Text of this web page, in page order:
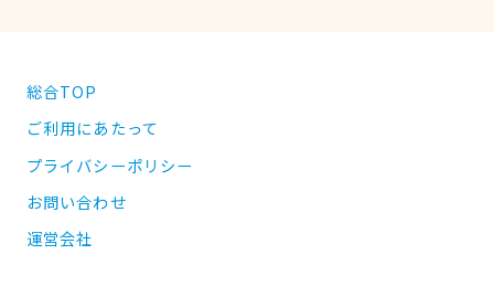
総合TOP
ご利用にあたって
プライバシーポリシー
お問い合わせ
運営会社